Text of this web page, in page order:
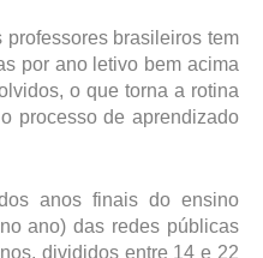
brasileiros tem
por ano letivo bem acima
o que torna a rotina
processo de aprendizado
anos finais do ensino
ano) das redes públicas
divididos entre 14 e 22